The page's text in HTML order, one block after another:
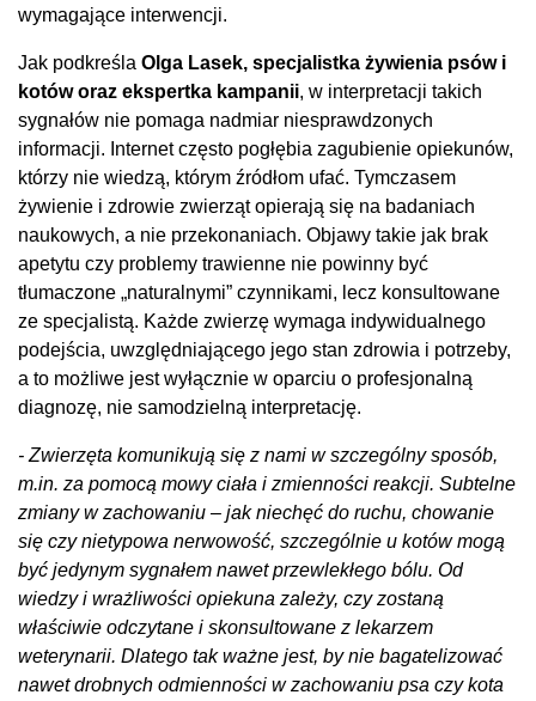
wymagające interwencji.
Jak podkreśla Olga Lasek, specjalistka żywienia psów i
kotów oraz ekspertka kampanii, w interpretacji takich
sygnałów nie pomaga nadmiar niesprawdzonych
informacji. Internet często pogłębia zagubienie opiekunów,
którzy nie wiedzą, którym źródłom ufać. Tymczasem
żywienie i zdrowie zwierząt opierają się na badaniach
naukowych, a nie przekonaniach. Objawy takie jak brak
apetytu czy problemy trawienne nie powinny być
tłumaczone „naturalnymi” czynnikami, lecz konsultowane
ze specjalistą. Każde zwierzę wymaga indywidualnego
podejścia, uwzględniającego jego stan zdrowia i potrzeby,
a to możliwe jest wyłącznie w oparciu o profesjonalną
diagnozę, nie samodzielną interpretację.
- Zwierzęta komunikują się z nami w szczególny sposób,
m.in. za pomocą mowy ciała i zmienności reakcji. Subtelne
zmiany w zachowaniu – jak niechęć do ruchu, chowanie
się czy nietypowa nerwowość, szczególnie u kotów mogą
być jedynym sygnałem nawet przewlekłego bólu. Od
wiedzy i wrażliwości opiekuna zależy, czy zostaną
właściwie odczytane i skonsultowane z lekarzem
weterynarii. Dlatego tak ważne jest, by nie bagatelizować
nawet drobnych odmienności w zachowaniu psa czy kota